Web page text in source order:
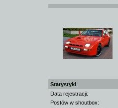
Statystyki
Data rejestracji:
Postów w shoutbox: